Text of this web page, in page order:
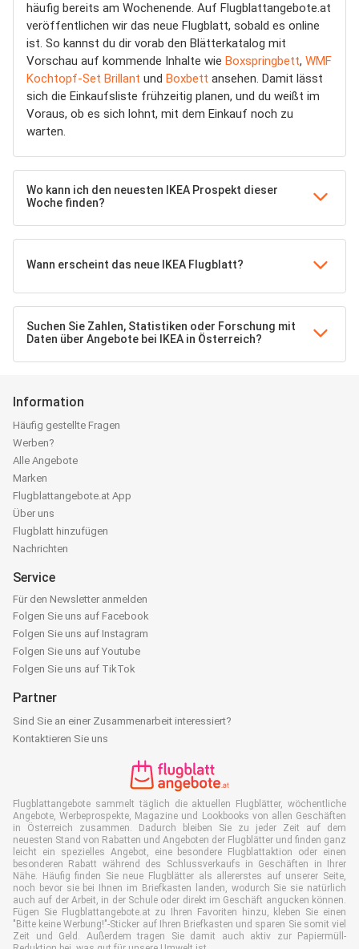
häufig bereits am Wochenende. Auf Flugblattangebote.at
veröffentlichen wir das neue Flugblatt, sobald es online
ist. So kannst du dir vorab den Blätterkatalog mit
Vorschau auf kommende Inhalte wie Boxspringbett, WMF
Kochtopf-Set Brillant und Boxbett ansehen. Damit lässt
sich die Einkaufsliste frühzeitig planen, und du weißt im
Voraus, ob es sich lohnt, mit dem Einkauf noch zu
warten.
Wo kann ich den neuesten IKEA Prospekt dieser
Woche finden?
Wann erscheint das neue IKEA Flugblatt?
Suchen Sie Zahlen, Statistiken oder Forschung mit
Daten über Angebote bei IKEA in Österreich?
Information
Häufig gestellte Fragen
Werben?
Alle Angebote
Marken
Flugblattangebote.at App
Über uns
Flugblatt hinzufügen
Nachrichten
Service
Für den Newsletter anmelden
Folgen Sie uns auf Facebook
Folgen Sie uns auf Instagram
Folgen Sie uns auf Youtube
Folgen Sie uns auf TikTok
Partner
Sind Sie an einer Zusammenarbeit interessiert?
Kontaktieren Sie uns
Flugblattangebote sammelt täglich die aktuellen Flugblätter, wöchentliche
Angebote, Werbeprospekte, Magazine und Lookbooks von allen Geschäften
in Österreich zusammen. Dadurch bleiben Sie zu jeder Zeit auf dem
neuesten Stand von Rabatten und Angeboten der Flugblätter und finden ganz
leicht ein spezielles Angebot, eine besondere Flugblattaktion oder einen
besonderen Rabatt während des Schlussverkaufs in Geschäften in Ihrer
Nähe. Häufig finden Sie neue Flugblätter als allererstes auf unserer Seite,
noch bevor sie bei Ihnen im Briefkasten landen, wodurch Sie sie natürlich
auch auf der Arbeit, in der Schule oder direkt im Geschäft angucken können.
Fügen Sie Flugblattangebote.at zu Ihren Favoriten hinzu, kleben Sie einen
"Bitte keine Werbung!"-Sticker auf Ihren Briefkasten und sparen Sie somit viel
Zeit und Geld. Außerdem tragen Sie damit auch aktiv zur Papiermüll-